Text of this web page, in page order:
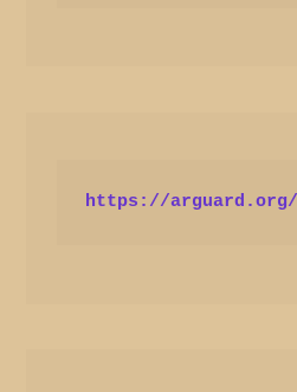
https://arguard.org/